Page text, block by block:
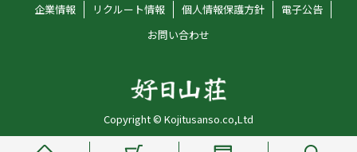
オンラインコンシェルジュ
好日山荘マガジン
アルバイト採用情報
社員メッセージ
企業情報 リクルート情報 個人情報保護方針
電子公告
お問い合わせ
Copyright © Kojitusanso.co,Ltd